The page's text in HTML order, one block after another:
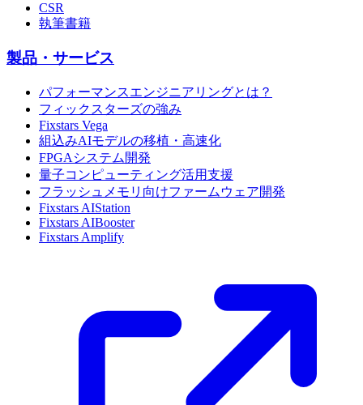
CSR
執筆書籍
製品・サービス
パフォーマンスエンジニアリングとは？
フィックスターズの強み
Fixstars Vega
組込みAIモデルの移植・高速化
FPGAシステム開発
量子コンピューティング活用支援
フラッシュメモリ向けファームウェア開発
Fixstars AIStation
Fixstars AIBooster
Fixstars Amplify